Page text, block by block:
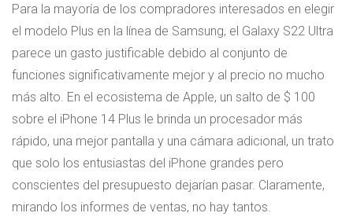
Para la mayoría de los compradores interesados ​​en elegir
el modelo Plus en la línea de Samsung, el Galaxy S22 Ultra
parece un gasto justificable debido al conjunto de
funciones significativamente mejor y al precio no mucho
más alto. En el ecosistema de Apple, un salto de $ 100
sobre el iPhone 14 Plus le brinda un procesador más
rápido, una mejor pantalla y una cámara adicional, un trato
que solo los entusiastas del iPhone grandes pero
conscientes del presupuesto dejarían pasar. Claramente,
mirando los informes de ventas, no hay tantos.